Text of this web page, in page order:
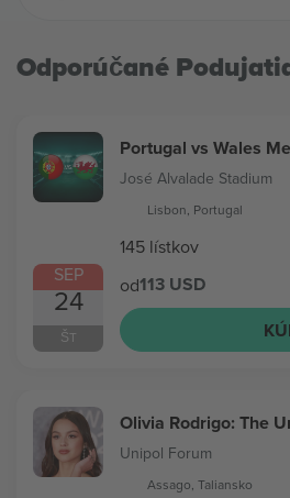
Odporúčané
SEP
24
ŠT
Portugal vs Wales
José Alvalade Stadium
Lisbon, Portugal
145 lístkov
od113 USD
Olivia Rodrigo: The
Unipol Forum
Assago, Taliansko